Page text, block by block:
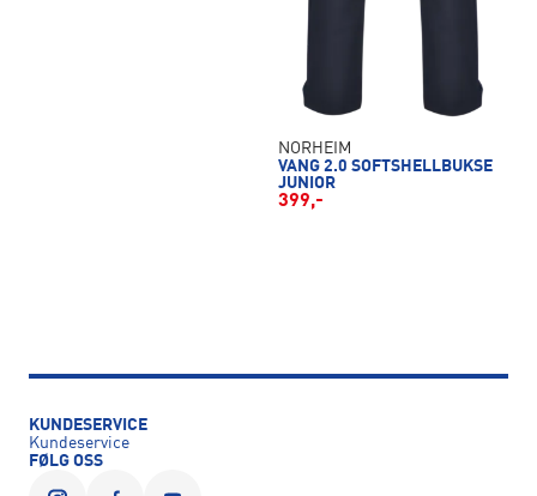
NORHEIM
VANG 2.0 SOFTSHELLBUKSE
JUNIOR
399,-
KUNDESERVICE
Kundeservice
FØLG OSS